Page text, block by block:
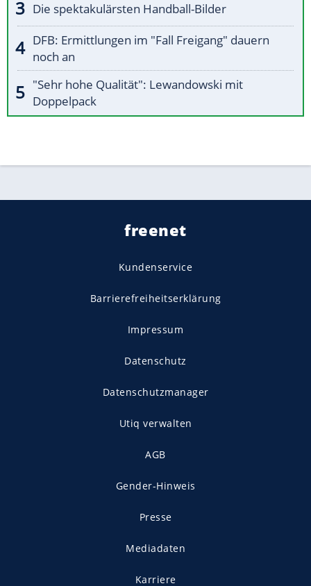
Die spektakulärsten Handball-Bilder
DFB: Ermittlungen im "Fall Freigang" dauern
noch an
"Sehr hohe Qualität": Lewandowski mit
Doppelpack
freenet
Kundenservice
Barrierefreiheitserklärung
Impressum
Datenschutz
Datenschutzmanager
Utiq verwalten
AGB
Gender-Hinweis
Presse
Mediadaten
Karriere